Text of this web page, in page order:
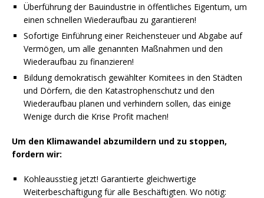
Überführung der Bauindustrie in öffentliches Eigentum, um
einen schnellen Wiederaufbau zu garantieren!
Sofortige Einführung einer Reichensteuer und Abgabe auf
Vermögen, um alle genannten Maßnahmen und den
Wiederaufbau zu finanzieren!
Bildung demokratisch gewählter Komitees in den Städten
und Dörfern, die den Katastrophenschutz und den
Wiederaufbau planen und verhindern sollen, das einige
Wenige durch die Krise Profit machen!
Um den Klimawandel abzumildern und zu stoppen,
fordern wir:
Kohleausstieg jetzt! Garantierte gleichwertige
Weiterbeschäftigung für alle Beschäftigten. Wo nötig: